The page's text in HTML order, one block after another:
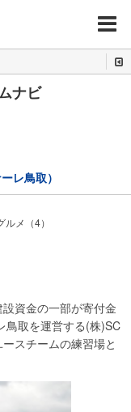
MENU
ナビ
レ鳥取）
ルメ（4）
資金の一部が寄付金
鳥取を運営する(株)SC
スチームの練習場と